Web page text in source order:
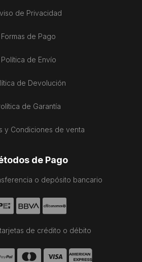
de Privacidad
Formas de Pago
Política de Envío
de Devolución
de Garantía
y Condiciones de venta
de Pago
o depósito bancario
de crédito o débito